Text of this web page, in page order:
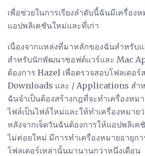
เพื่อช่วยในการเรียงลำดับนี้ฉันมีเครื่อง
แอปพลิเคชันใหม่และที่เก่า
เนื่องจากแหล่งที่มาหลักของฉันสำหรับ
สำหรับนักพัฒนาซอฟต์แวร์และ Mac
ต้องการ Hazel เพื่อตรวจสอบโฟลเดอร์
Downloads และ / Applications สำ
ฉันจำเป็นต้องสร้างกฎที่จะทำเครื่องหม
ไฟล์เป็นไฟล์ใหม่และให้ทำเครื่องหมายว่
หลังจากเจ็ดวันฉันต้องการให้แอปพลิเค
ไม่ค่อยใหม่ มีการทำเครื่องหมายอายุก
โฟลเดอร์เหล่านั้นมานานกว่าหนึ่งเดือน